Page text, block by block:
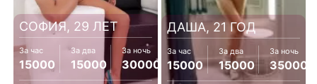
СОФИЯ, 29 ЛЕТ
За час
15000
За два
15000
За ночь
30000
ДАША, 21 ГОД
За час
15000
За два
15000
За ночь
35000